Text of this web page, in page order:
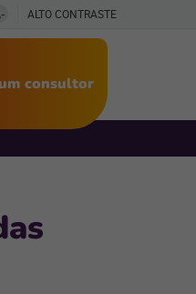
ALTO CONTRASTE
consultor